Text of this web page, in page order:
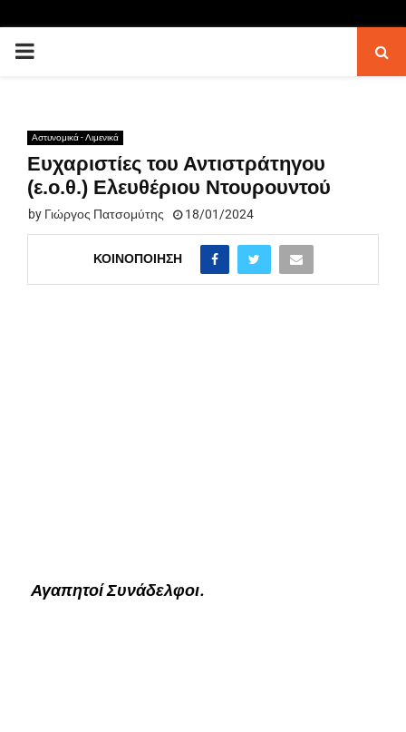
PRIMARY
Αστυνομικά - Λιμενικά
Ευχαριστίες του Αντιστράτηγου
(ε.ο.θ.) Ελευθέριου Ντουρουντού
by Γιώργος Πατσομύτης 18/01/2024
ΚΟΙΝΟΠΟΊΗΣΗ
Αγαπητοί Συνάδελφοι.